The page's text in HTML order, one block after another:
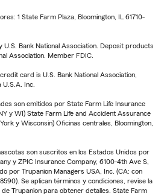
1 State Farm Plaza, Bloomington, IL 61710-
U.S. Bank National Association. Deposit products
Association. Member FDIC.
card is U.S. Bank National Association,
Inc.
son emitidos por State Farm Life Insurance
y WI) State Farm Life and Accident Assurance
y Wisconsin) Oficinas centrales, Bloomington,
son suscritos en los Estados Unidos por
y ZPIC Insurance Company, 6100-4th Ave S,
por Trupanion Managers USA, Inc. (CA: con
Se aplican términos y condiciones, revise la
de Trupanion para obtener detalles. State Farm